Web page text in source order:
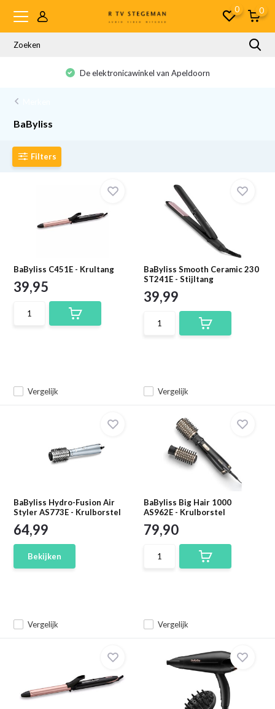
0 0
De elektronicawinkel van Apeldoorn
BaByliss
Filters
BaByliss C451E - Krultang
Vergelijk
39,95
BaByliss Smooth Ceramic 230
ST241E - Stijltang
Vergelijk
39,99
BaByliss Hydro-Fusion Air
Styler AS773E - Krulborstel
Vergelijk
64,99
Bekijken
BaByliss Big Hair 1000
AS962E - Krulborstel
Vergelijk
79,90